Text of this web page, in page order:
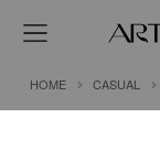
HOME CASUAL